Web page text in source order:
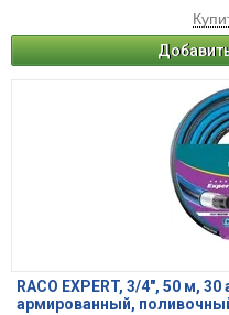
RACO EXPERT, 3/4″, 50 м,
армированный,